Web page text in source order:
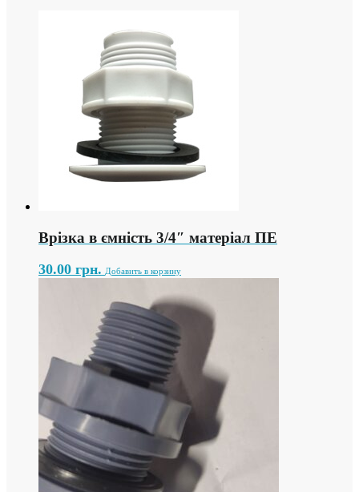
Врізка в ємність 3/4″ матеріал ПЕ
30.00 грн. Добавить в корзину